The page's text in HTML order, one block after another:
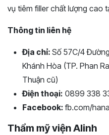
vụ tiêm filler chất lượng cao
Thông tin liên hệ
Địa chỉ: Số 57C/4
Khánh Hòa (TP. Phan
Thuận cũ)
Điện thoại: 0899 338
Facebook: fb.com/
Thẩm mỹ viện Alinh